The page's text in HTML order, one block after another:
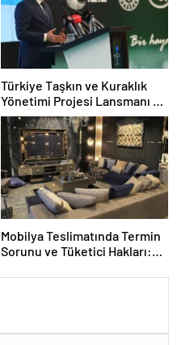
Türkiye Taşkın ve Kuraklık
Yönetimi Projesi Lansmanı ve
Taşkın Uyarı Sistemleri
Genişlemesi
Mobilya Teslimatında Termin
Sorunu ve Tüketici Hakları: